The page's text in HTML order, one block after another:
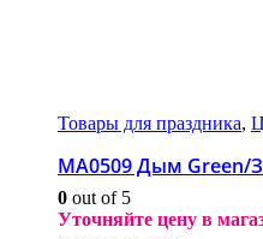
Товары для праздника,
МА0509 Дым Green/
0 out of 5
Уточняйте цену в